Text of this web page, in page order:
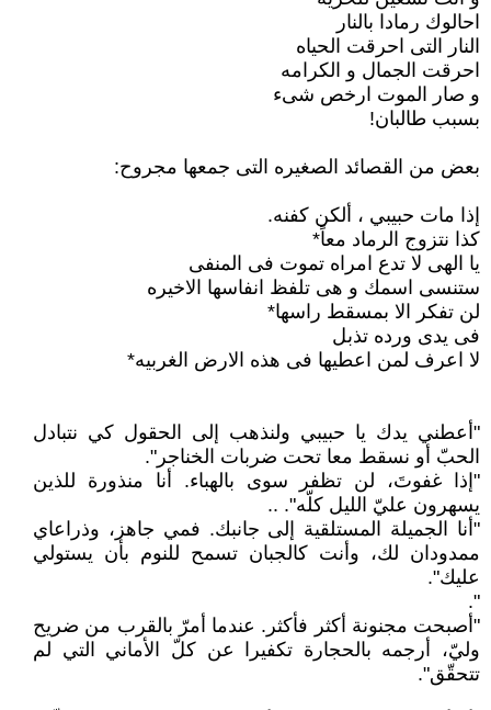
احالوك رمادا بالنار
النار التى احرقت الحياه
احرقت الجمال و الكرامه
و صار الموت ارخص شىء
بسبب طالبان!
بعض من القصائد الصغيره التى جمعها مجروح:
إذا مات حبيبي ، ألكن كفنه.
كذا نتزوج الرماد معاً*
يا الهى لا تدع امراه تموت فى المنفى
ستنسى اسمك و هى تلفظ انفاسها الاخيره
لن تفكر الا بمسقط راسها*
فى يدى ورده تذبل
لا اعرف لمن اعطيها فى هذه الارض الغربيه*
"أعطني يدك يا حبيبي ولنذهب إلى الحقول كي نتبادل
الحبّ أو نسقط معا تحت ضربات الخناجر".
"إذا غفوتَ، لن تظفر سوى بالهباء. أنا منذورة للذين
يسهرون عليّ الليل كلّه". ..
"أنا الجميلة المستلقية إلى جانبك. فمي جاهز، وذراعاي
ممدودان لك، وأنت كالجبان تسمح للنوم بأن يستولي
عليك".
".
"أصبحت مجنونة أكثر فأكثر. عندما أمرّ بالقرب من ضريح
وليّ، أرجمه بالحجارة تكفيرا عن كلّ الأماني التي لم
تتحقّق".